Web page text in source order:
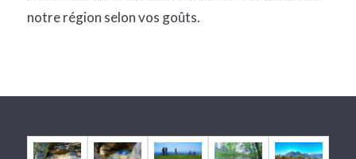
notre région selon vos goûts.